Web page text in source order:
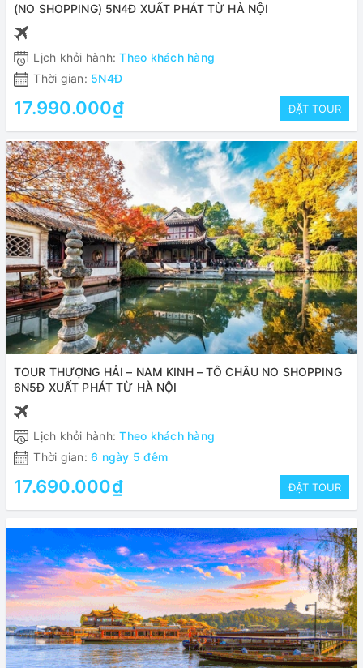
(NO SHOPPING) 5N4Đ XUẤT PHÁT TỪ HÀ NỘI
Lịch khởi hành:Theo khách hàng
Thời gian: 5N4Đ
17.990.000₫ ĐẶT TOUR
TOUR THƯỢNG HẢI – NAM KINH – TÔ CHÂU NO SHOPPING
6N5Đ XUẤT PHÁT TỪ HÀ NỘI
Lịch khởi hành:Theo khách hàng
Thời gian: 6 ngày 5 đêm
17.690.000₫ ĐẶT TOUR